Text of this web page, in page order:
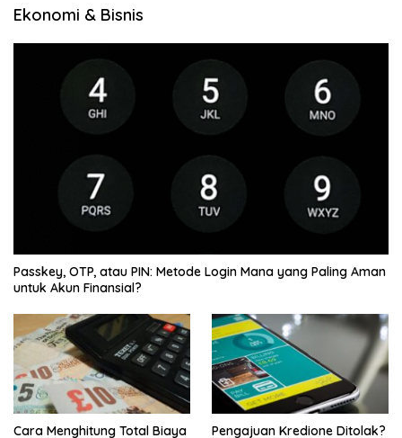
Ekonomi & Bisnis
Passkey, OTP, atau PIN: Metode Login Mana yang Paling Aman
untuk Akun Finansial?
Cara Menghitung Total Biaya
Pengajuan Kredione Ditolak?